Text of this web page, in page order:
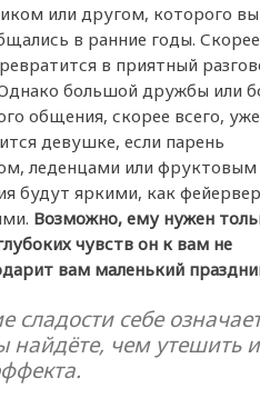
или другом, которого вы
в ранние годы. Скорее
в приятный
большой дружбы или
общения, скорее всего,
девушке, если парень
леденцами или фруктовым
будут яркими, как
Возможно, ему нужен
чувств он к вам не
вам маленький
сладости себе
чем утешить